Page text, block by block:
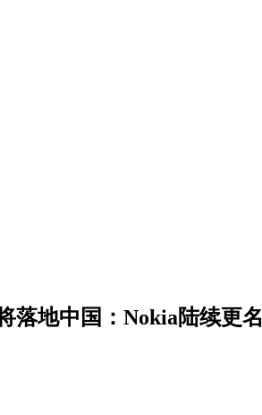
落地中国：Nokia陆续更名